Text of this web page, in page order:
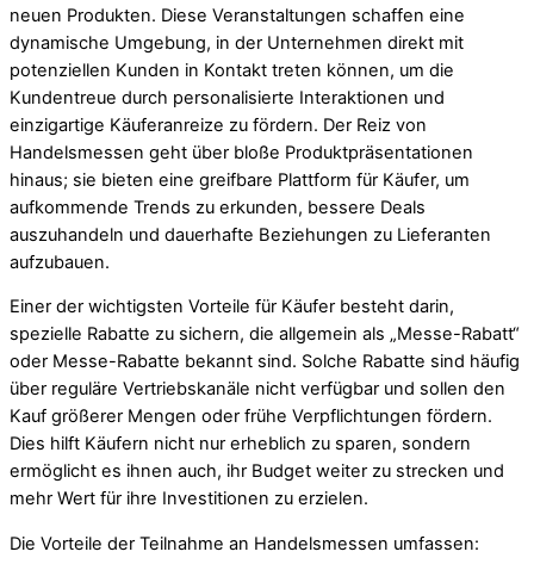
neuen Produkten. Diese Veranstaltungen schaffen eine
dynamische Umgebung, in der Unternehmen direkt mit
potenziellen Kunden in Kontakt treten können, um die
Kundentreue durch personalisierte Interaktionen und
einzigartige Käuferanreize zu fördern. Der Reiz von
Handelsmessen geht über bloße Produktpräsentationen
hinaus; sie bieten eine greifbare Plattform für Käufer, um
aufkommende Trends zu erkunden, bessere Deals
auszuhandeln und dauerhafte Beziehungen zu Lieferanten
aufzubauen.
Einer der wichtigsten Vorteile für Käufer besteht darin,
spezielle Rabatte zu sichern, die allgemein als „Messe-Rabatt“
oder Messe-Rabatte bekannt sind. Solche Rabatte sind häufig
über reguläre Vertriebskanäle nicht verfügbar und sollen den
Kauf größerer Mengen oder frühe Verpflichtungen fördern.
Dies hilft Käufern nicht nur erheblich zu sparen, sondern
ermöglicht es ihnen auch, ihr Budget weiter zu strecken und
mehr Wert für ihre Investitionen zu erzielen.
Die Vorteile der Teilnahme an Handelsmessen umfassen: